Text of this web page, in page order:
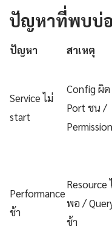
ปัญหาที่พบบ่
ปัญหา สาเหตุ
Service ไม่
start
Config ผิ
Port ชน /
Permission
Performance
ช้า
Resource
พอ /
ช้า